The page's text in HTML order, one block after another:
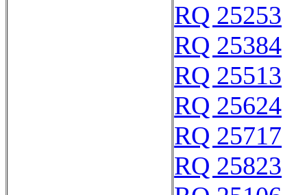
RQ 25253
RQ 25384
RQ 25513
RQ 25624
RQ 25717
RQ 25823